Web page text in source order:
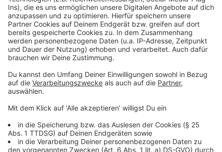
Bei Simpleclub können Lehrer und Schulleiter ein
kostenloses "Hilfspaket" bestellen. Das ist dann bis
zum 20. April gültig. Alle drei Angebote laufen
automatisch aus und müssen nicht gekündigt werden.
Anzeige
Unterhaltung mit selbstgemachter Musik